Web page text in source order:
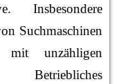
Insbesondere
Suchmaschinen
unzähligen